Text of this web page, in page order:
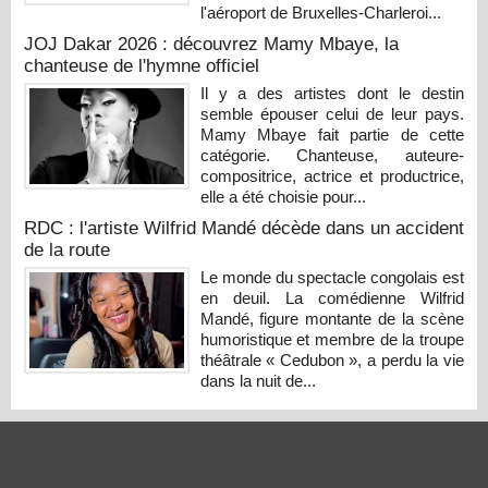
l'aéroport de Bruxelles-Charleroi...
JOJ Dakar 2026 : découvrez Mamy Mbaye, la
chanteuse de l'hymne officiel
Il y a des artistes dont le destin
semble épouser celui de leur pays.
Mamy Mbaye fait partie de cette
catégorie. Chanteuse, auteure-
compositrice, actrice et productrice,
elle a été choisie pour...
RDC : l'artiste Wilfrid Mandé décède dans un accident
de la route
Le monde du spectacle congolais est
en deuil. La comédienne Wilfrid
Mandé, figure montante de la scène
humoristique et membre de la troupe
théâtrale « Cedubon », a perdu la vie
dans la nuit de...